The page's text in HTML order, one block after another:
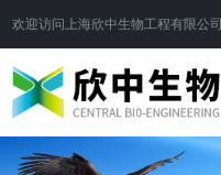
欢迎访问 上海欣中生物工程有限公司